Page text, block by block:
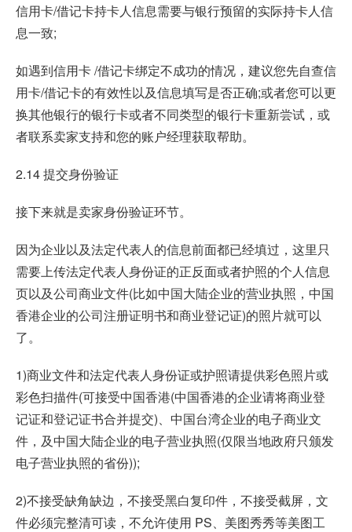
信用卡/借记卡持卡人信息需要与银行预留的实际持卡人信
息一致;
如遇到信用卡 /借记卡绑定不成功的情况，建议您先自查信
用卡/借记卡的有效性以及信息填写是否正确;或者您可以更
换其他银行的银行卡或者不同类型的银行卡重新尝试，或
者联系卖家支持和您的账户经理获取帮助。
2.14 提交身份验证
接下来就是卖家身份验证环节。
因为企业以及法定代表人的信息前面都已经填过，这里只
需要上传法定代表人身份证的正反面或者护照的个人信息
页以及公司商业文件(比如中国大陆企业的营业执照，中国
香港企业的公司注册证明书和商业登记证)的照片就可以
了。
1)商业文件和法定代表人身份证或护照请提供彩色照片或
彩色扫描件(可接受中国香港(中国香港的企业请将商业登
记证和登记证书合并提交)、中国台湾企业的电子商业文
件，及中国大陆企业的电子营业执照(仅限当地政府只颁发
电子营业执照的省份));
2)不接受缺角缺边，不接受黑白复印件，不接受截屏，文
件必须完整清可读，不允许使用 PS、美图秀秀等美图工